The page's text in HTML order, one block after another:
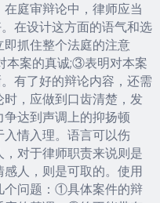
庭审辩论中，律师应当
在设计这方面的语气和选
抓住整个法庭的注意
本案的真诚;③表明对本案
有了好的辩论内容，还需
，应做到口齿清楚，发
达到声调上的抑扬顿
情入理。语言可以伤
对于律师职责来说则是
人，则是可取的。使用
个问题：①具体案件的辩